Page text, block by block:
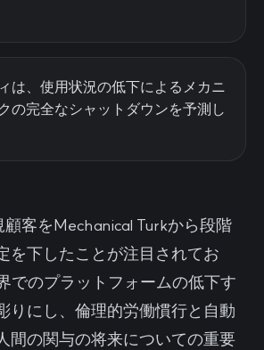
は、使用状況の低下によるメカニ
の完全なシャットダウンを予測し
客をMechanical Turkから段階
を下したことが注目されてお
でのプラットフォームの低下す
りにし、倫理的労働慣行と自動
間の関与の将来についての重要